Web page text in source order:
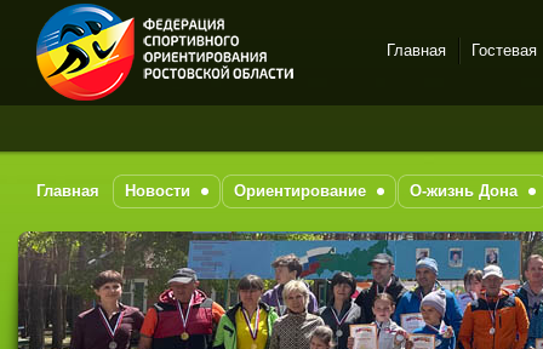
Спортивное
на-Дону
Главная Гостевая
Главная Новости Ориентирование О-жизнь Дона